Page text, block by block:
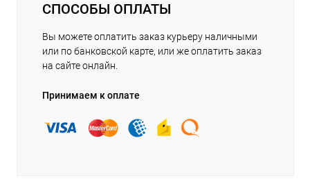
СПОСОБЫ ОПЛАТЫ
Вы можете оплатить заказ курьеру наличными
или по банковской карте, или же оплатить заказ
на сайте онлайн.
Принимаем к оплате